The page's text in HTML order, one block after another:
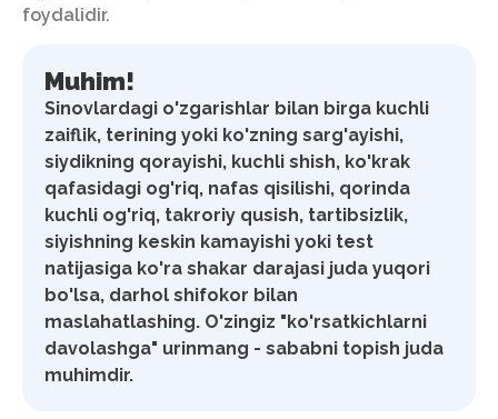
foydalidir.
Muhim!
Sinovlardagi o'zgarishlar bilan birga kuchli
zaiflik, terining yoki ko'zning sarg'ayishi,
siydikning qorayishi, kuchli shish, ko'krak
qafasidagi og'riq, nafas qisilishi, qorinda
kuchli og'riq, takroriy qusish, tartibsizlik,
siyishning keskin kamayishi yoki test
natijasiga ko'ra shakar darajasi juda yuqori
bo'lsa, darhol shifokor bilan
maslahatlashing. O'zingiz "ko'rsatkichlarni
davolashga" urinmang - sababni topish juda
muhimdir.